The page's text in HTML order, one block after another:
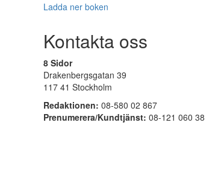
Ladda ner boken
Kontakta oss
8 Sidor
Drakenbergsgatan 39
117 41 Stockholm
Redaktionen: 08-580 02 867
Prenumerera/Kundtjänst: 08-121 060 38